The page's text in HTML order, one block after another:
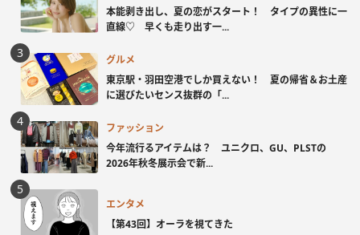
本能剥き出し、夏の恋がスタート！ タイプの異性に一
直線♡ 早くも走り出す一...
グルメ
東京駅・羽田空港でしか買えない！ 夏の帰省＆お土産
に選びたいセンス抜群の「...
ファッション
今年流行るアイテムは？ ユニクロ、GU、PLSTの
2026年秋冬展示会で新...
エンタメ
【第43回】オーラを視てきた